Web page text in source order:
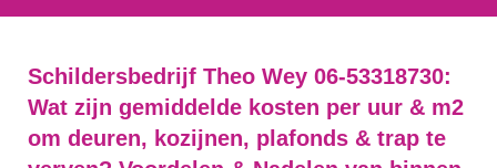
Schildersbedrijf Theo Wey 06-53318730:
Wat zijn gemiddelde kosten per uur & m2
om deuren, kozijnen, plafonds & trap te